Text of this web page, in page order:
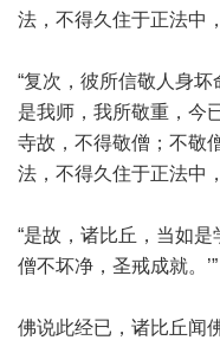
法，不得久住于正法中
“复次，彼所信敬人身
是我师，我所敬重，今
寺故，不得敬僧；不敬
法，不得久住于正法中
“是故，诸比丘，当如是
僧不坏净，圣戒成就。’”
佛说此经已，诸比丘闻